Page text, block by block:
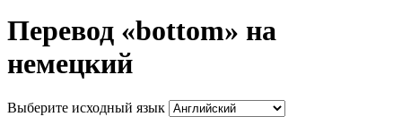
Перевод «bottom» на
немецкий
Выберите исходный язык